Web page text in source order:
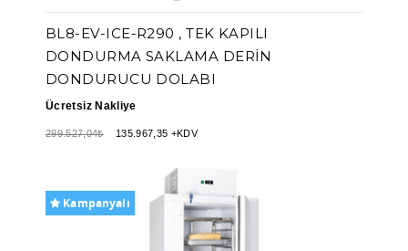
BL8-EV-ICE-R290 , TEK KAPILI
DONDURMA SAKLAMA DERIN
DONDURUCU DOLABI
Ücretsiz Nakliye
299.527,04₺ 135.967,35 +KDV
Kampanyalı